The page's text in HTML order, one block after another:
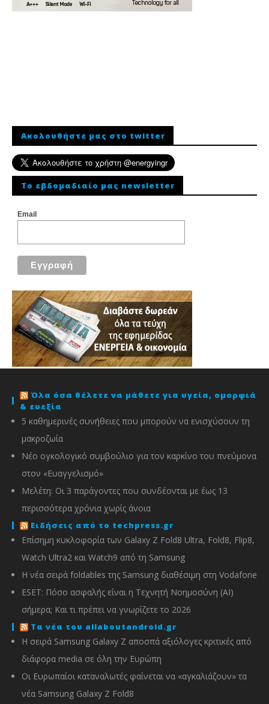
Ακολουθήστε μας στο twitter
To εβδομαδιαίο μας newsletter
Email
Όλα όσα θέλετε να μάθετε για υγεία, ομορφιά
& ευεξία
5 καθημερινές συνήθειες που μπορούν να ενισχύσουν τη
μακροζωία
Νέο ογκολογικό συμβούλιο για τον καρκίνο του πνεύμονα
στον «Ευαγγελισμό»
Μελέτη: Οι 3 παράγοντες που συνδέονται με έως 13
περισσότερα χρόνια χωρίς άνοια
Ειδήσεις από το techpress.gr
Επίσημη κυκλοφορία των Galaxy Z Fold8 Ultra, Fold8, Flip8,
Watch Ultra2 και Watch9 από τη Samsung
Η νέα σειρά foldables της Samsung διαθέσιμη στη Vodafone
ESET: Πόσο ασφαλής είναι η Τεχνητή Νοημοσύνη (AI)
σήμερα; Και τι πρέπει να γνωρίζετε το 2026
Τα νέα του allaboutandroid.gr
Η σειρά Samsung Galaxy Z αποσπά αξιόλογες κριτικές από
διάφορα media σε όλη την Ευρώπη
Οι Ευρωπαίοι καταναλωτές φαίνεται να «αγκαλιάζουν» τα
νέα Samsung Galaxy Z Fold8